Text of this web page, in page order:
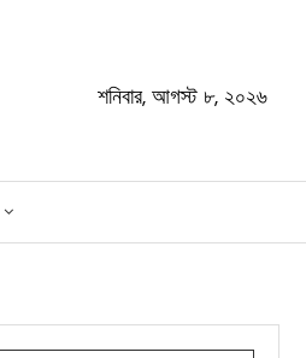
শনিবার, আগস্ট ৮, ২০২৬